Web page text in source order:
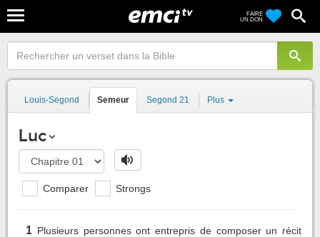
FAIRE
UN DON
Louis-Segond Semeur Segond 21 Plus
Luc
Comparer Strongs
1 Plusieurs personnes ont entrepris de composer un récit